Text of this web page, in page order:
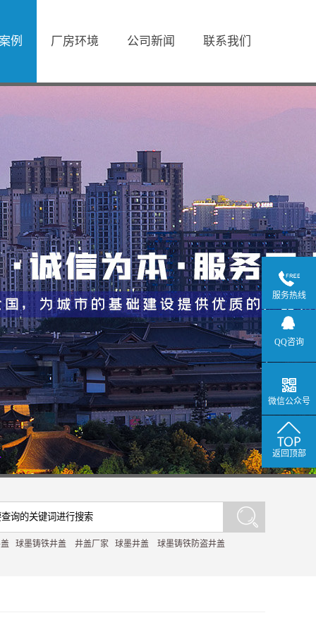
例 厂房环境 公司新闻 联系我们
球墨铸铁井盖 井盖厂家 球墨井盖 球墨铸铁防盗井盖
服务热线
QQ咨询
微信公众号
返回顶部